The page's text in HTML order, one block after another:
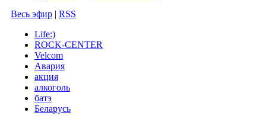
Весь эфир | RSS
Life:)
ROCK-CENTER
Velcom
Авария
акция
алкоголь
батэ
Беларусь